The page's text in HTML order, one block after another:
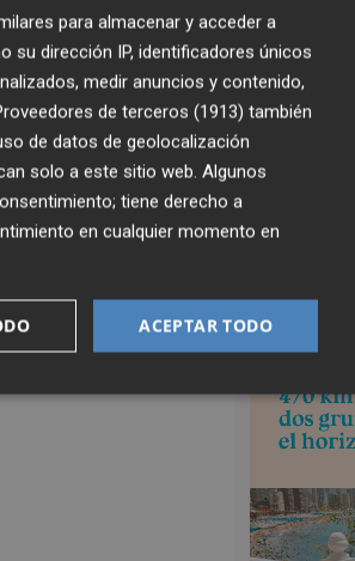
para almacenar y acceder a
su dirección IP, identificadores únicos
medir anuncios y contenido,
de terceros (1913) también
de datos de geolocalización
solo a este sitio web. Algunos
tiene derecho a
en cualquier momento en
ACEPTAR TODO